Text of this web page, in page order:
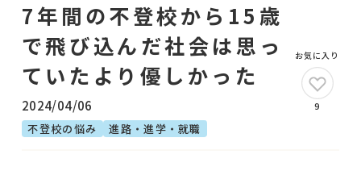
7年間の不登校から15歳
で飛び込んだ社会は思っ
ていたより優しかった
2024/04/06
不登校の悩み 進路・進学・就職
お気に入り
9